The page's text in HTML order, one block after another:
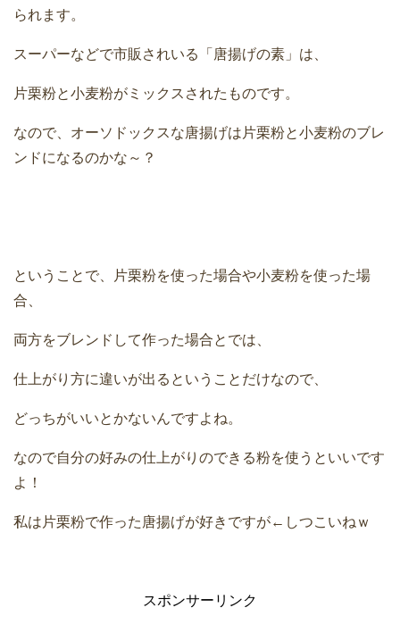
られます。
スーパーなどで市販されいる「唐揚げの素」は、
片栗粉と小麦粉がミックスされたものです。
なので、オーソドックスな唐揚げは片栗粉と小麦粉のブレ
ンドになるのかな～？
ということで、片栗粉を使った場合や小麦粉を使った場
合、
両方をブレンドして作った場合とでは、
仕上がり方に違いが出るということだけなので、
どっちがいいとかないんですよね。
なので自分の好みの仕上がりのできる粉を使うといいです
よ！
私は片栗粉で作った唐揚げが好きですが←しつこいねｗ
スポンサーリンク